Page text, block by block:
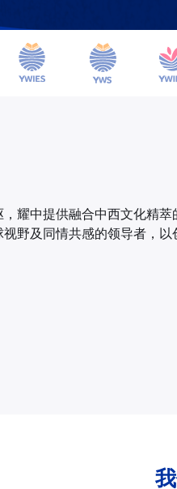
耀中提供融合中西文化精萃
野及同情共感的领导者，以